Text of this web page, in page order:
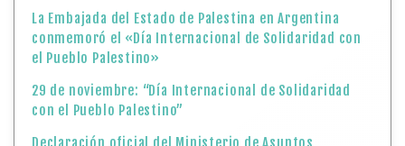
La Embajada del Estado de Palestina en Argentina
conmemoró el «Día Internacional de Solidaridad con
el Pueblo Palestino»
29 de noviembre: “Día Internacional de Solidaridad
con el Pueblo Palestino”